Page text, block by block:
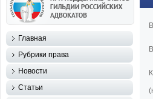
Главная
Рубрики права
Новости
Статьи